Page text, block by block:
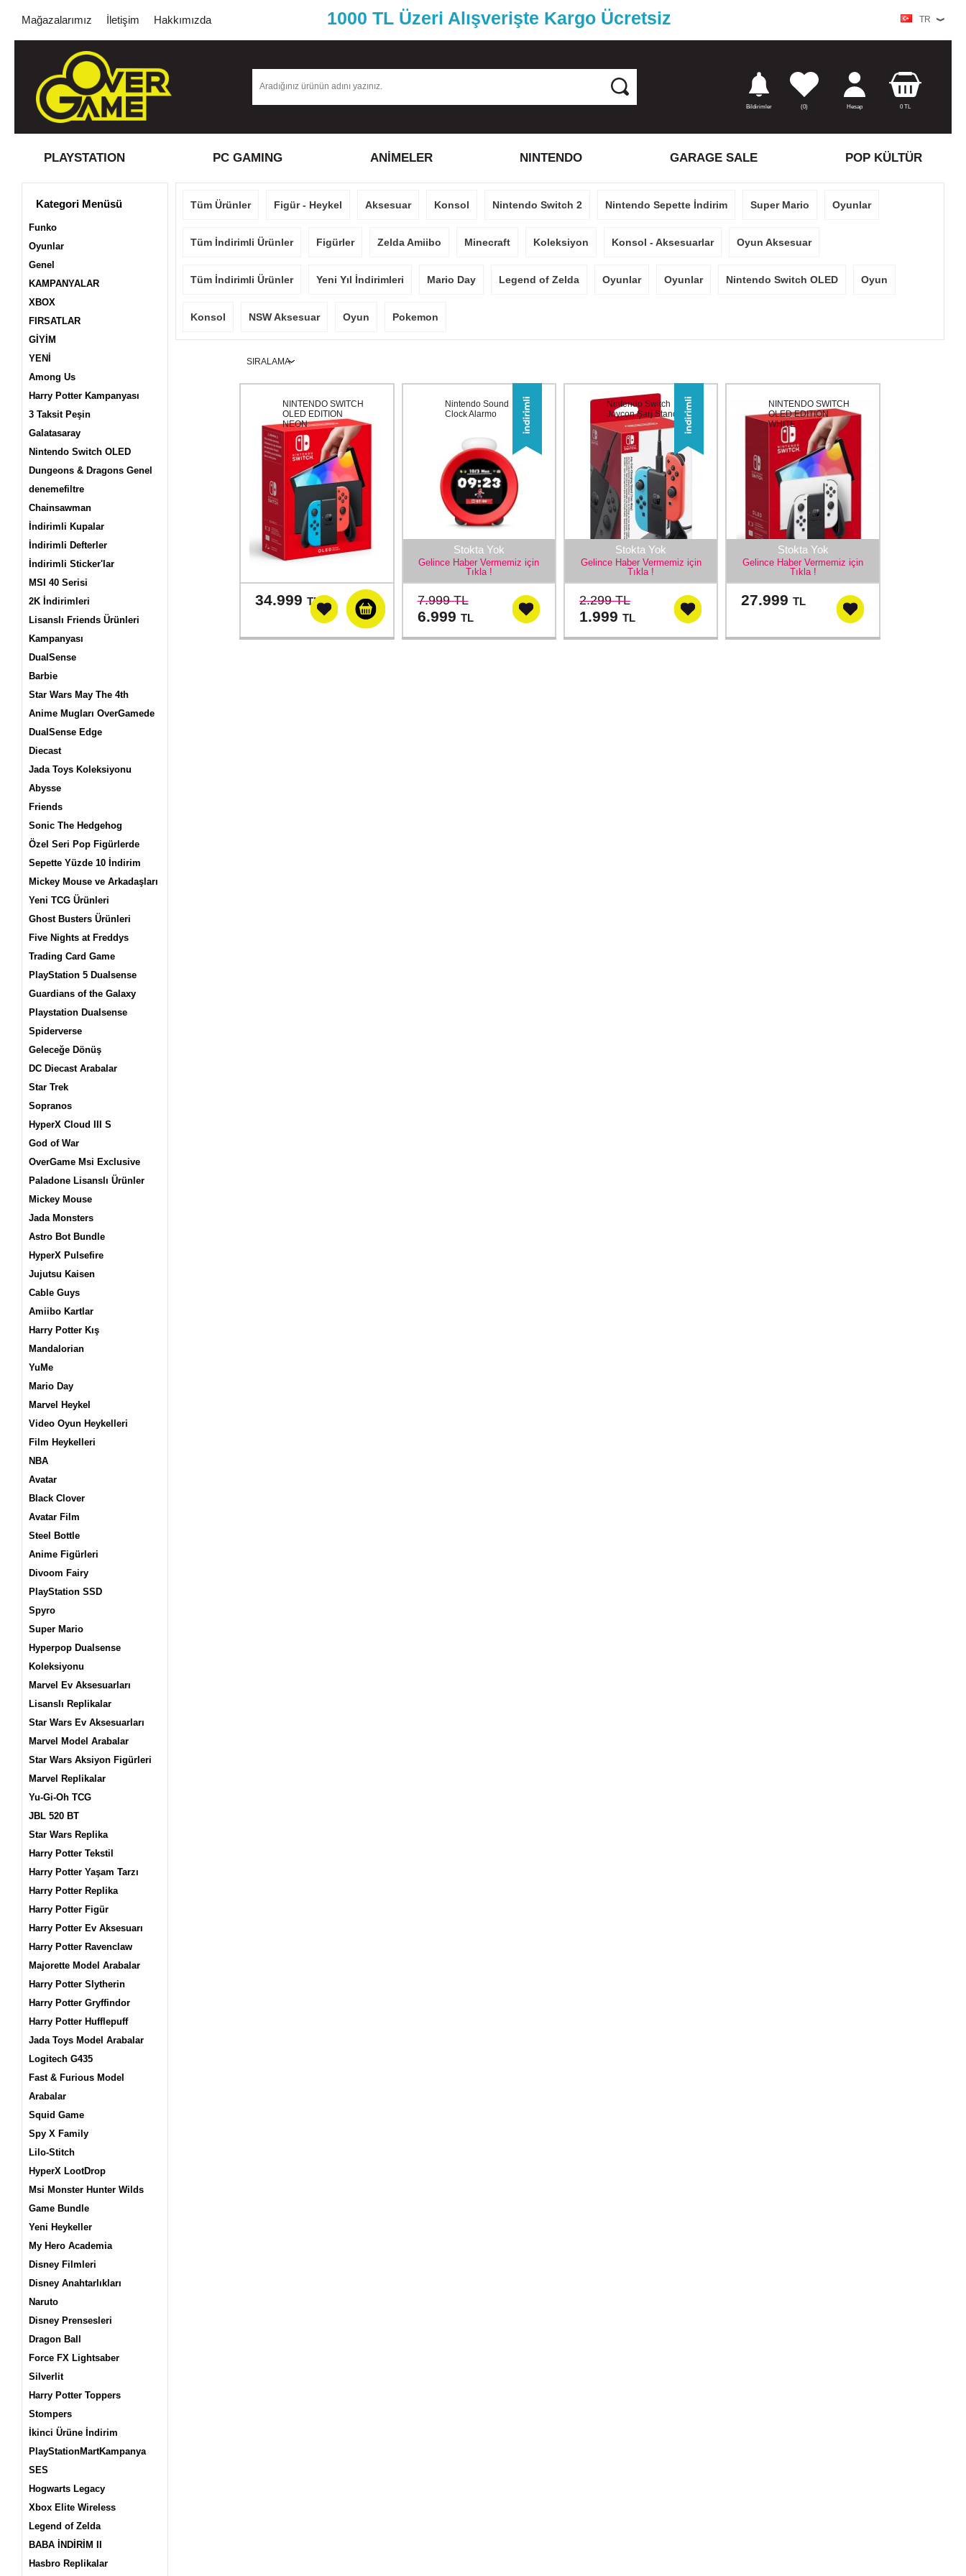
Mağazalarımız İletişim Hakkımızda 1000 TL Üzeri Alışverişte Kargo Ücretsiz TR
Bildirimler (0) Hesap 0TL
PLAYSTATION PC GAMING ANİMELER NINTENDO GARAGE SALE POP KÜLTÜR
Kategori Menüsü
Funko
Oyunlar
Genel
KAMPANYALAR
XBOX
FIRSATLAR
GİYİM
YENİ
Among Us
Harry Potter Kampanyası
3 Taksit Peşin
Galatasaray
Nintendo Switch OLED
Dungeons & Dragons Genel
denemefiltre
Chainsawman
İndirimli Kupalar
İndirimli Defterler
İndirimli Sticker'lar
MSI 40 Serisi
2K İndirimleri
Lisanslı Friends Ürünleri
Kampanyası
DualSense
Barbie
Star Wars May The 4th
Anime Mugları OverGamede
DualSense Edge
Diecast
Jada Toys Koleksiyonu
Abysse
Friends
Sonic The Hedgehog
Özel Seri Pop Figürlerde
Sepette Yüzde 10 İndirim
Mickey Mouse ve Arkadaşları
Yeni TCG Ürünleri
Ghost Busters Ürünleri
Five Nights at Freddys
Trading Card Game
PlayStation 5 Dualsense
Guardians of the Galaxy
Playstation Dualsense
Spiderverse
Geleceğe Dönüş
DC Diecast Arabalar
Star Trek
Sopranos
HyperX Cloud III S
God of War
OverGame Msi Exclusive
Paladone Lisanslı Ürünler
Mickey Mouse
Jada Monsters
Astro Bot Bundle
HyperX Pulsefire
Jujutsu Kaisen
Cable Guys
Amiibo Kartlar
Harry Potter Kış
Mandalorian
YuMe
Mario Day
Marvel Heykel
Video Oyun Heykelleri
Film Heykelleri
NBA
Avatar
Black Clover
Avatar Film
Steel Bottle
Anime Figürleri
Divoom Fairy
PlayStation SSD
Spyro
Super Mario
Hyperpop Dualsense
Koleksiyonu
Marvel Ev Aksesuarları
Lisanslı Replikalar
Star Wars Ev Aksesuarları
Marvel Model Arabalar
Star Wars Aksiyon Figürleri
Marvel Replikalar
Yu-Gi-Oh TCG
JBL 520 BT
Star Wars Replika
Harry Potter Tekstil
Harry Potter Yaşam Tarzı
Harry Potter Replika
Harry Potter Figür
Harry Potter Ev Aksesuarı
Harry Potter Ravenclaw
Majorette Model Arabalar
Harry Potter Slytherin
Harry Potter Gryffindor
Harry Potter Hufflepuff
Jada Toys Model Arabalar
Logitech G435
Fast & Furious Model
Arabalar
Squid Game
Spy X Family
Lilo-Stitch
HyperX LootDrop
Msi Monster Hunter Wilds
Game Bundle
Yeni Heykeller
My Hero Academia
Disney Filmleri
Disney Anahtarlıkları
Naruto
Disney Prensesleri
Dragon Ball
Force FX Lightsaber
Silverlit
Harry Potter Toppers
Stompers
İkinci Ürüne İndirim
PlayStationMartKampanya
SES
Hogwarts Legacy
Xbox Elite Wireless
Legend of Zelda
BABA İNDİRİM II
Hasbro Replikalar
Tüm Ürünler Figür - Heykel Aksesuar Konsol Nintendo Switch 2 Nintendo Sepette İndirim Super Mario Oyunlar
Tüm İndirimli Ürünler Figürler Zelda Amiibo Minecraft Koleksiyon Konsol - Aksesuarlar Oyun Aksesuar
Tüm İndirimli Ürünler Yeni Yıl İndirimleri Mario Day Legend of Zelda Oyunlar Oyunlar Nintendo Switch OLED Oyun
Konsol NSW Aksesuar Oyun Pokemon
NINTENDO SWITCH
OLED EDITION
NEON
34.999TL
Stokta Yok
Gelince Haber Vermemiz için
Tıkla !
Nintendo Sound
Clock Alarmo
7.999 TL
6.999 TL
Stokta Yok
Gelince Haber Vermemiz için
Tıkla !
Nintendo Switch
Joycon Şarj Standı
2.299 TL
1.999 TL
Stokta Yok
Gelince Haber Vermemiz için
Tıkla !
NINTENDO SWITCH
OLED EDITION
WHITE
27.999TL